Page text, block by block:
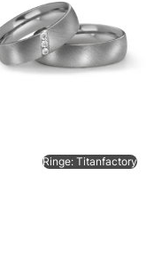
Ringe: Titanfactory